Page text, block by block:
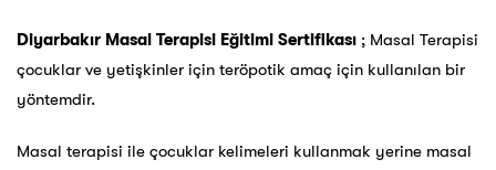
Diyarbakır Masal Terapisi Eğitimi Sertifikası ; Masal Terapisi
çocuklar ve yetişkinler için teröpotik amaç için kullanılan bir
yöntemdir.
Masal terapisi ile çocuklar kelimeleri kullanmak yerine masal